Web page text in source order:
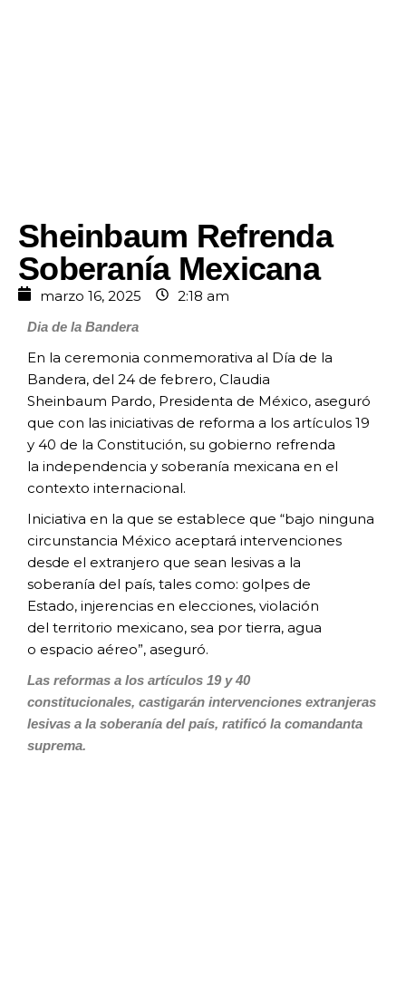
Sheinbaum Refrenda
Soberanía Mexicana
marzo 16, 2025 2:18 am
Dia de la Bandera
En la ceremonia conmemorativa al Día de la
Bandera, del 24 de febrero, Claudia
Sheinbaum Pardo, Presidenta de México, aseguró
que con las iniciativas de reforma a los artículos 19
y 40 de la Constitución, su gobierno refrenda
la independencia y soberanía mexicana en el
contexto internacional.
Iniciativa en la que se establece que “bajo ninguna
circunstancia México aceptará intervenciones
desde el extranjero que sean lesivas a la
soberanía del país, tales como: golpes de
Estado, injerencias en elecciones, violación
del territorio mexicano, sea por tierra, agua
o espacio aéreo”, aseguró.
Las reformas a los artículos 19 y 40
constitucionales, castigarán intervenciones extranjeras
lesivas a la soberanía del país, ratificó la comandanta
suprema.